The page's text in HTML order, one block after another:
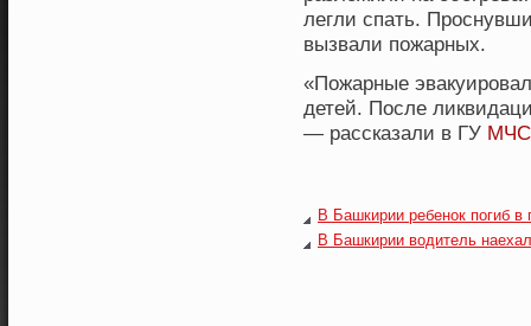
легли спать.
вызвали пожарных.
«Пожарные
детей. После
— рассказали в ГУ МЧС
В Башкирии ребенок погиб
В Башкирии водитель